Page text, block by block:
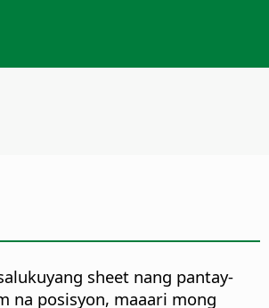
sheet nang pantay-
na posisyon, maaari mong